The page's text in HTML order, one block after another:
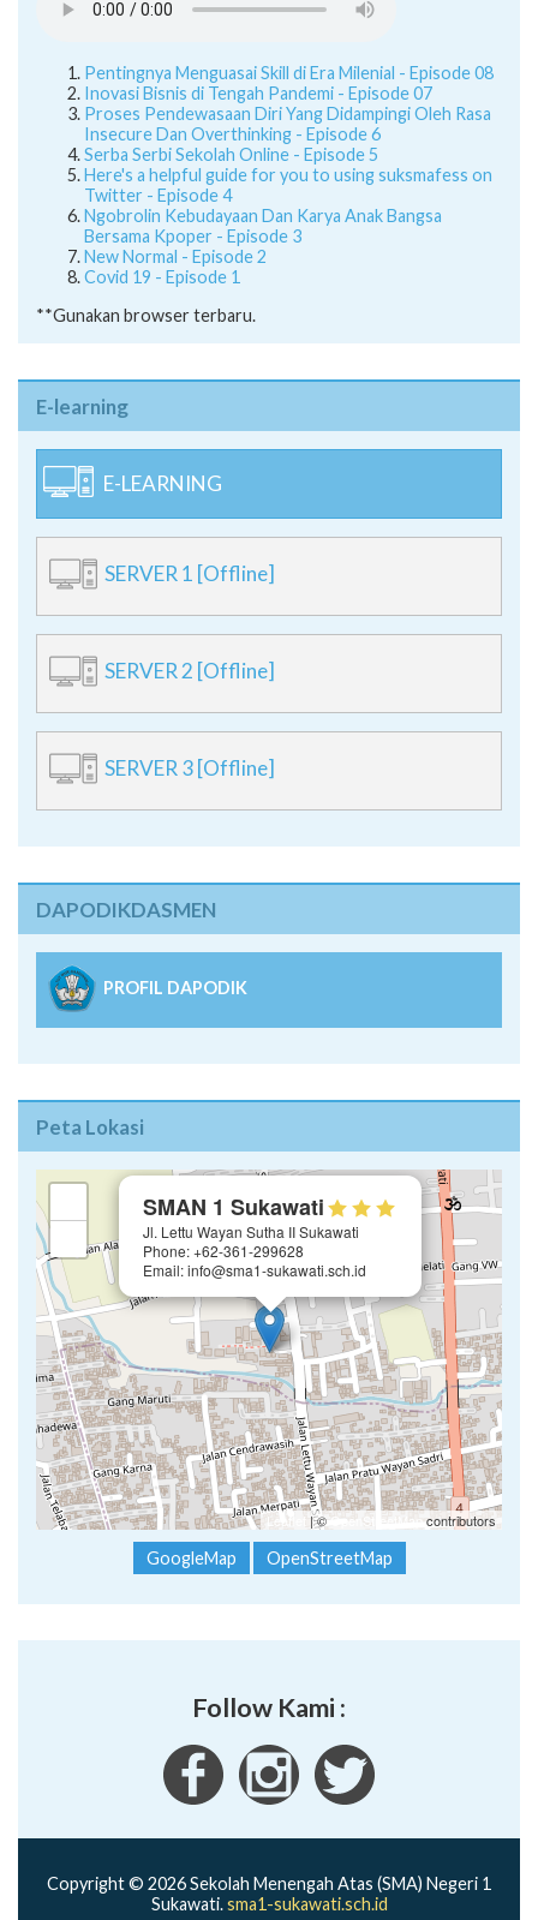
Pentingnya Menguasai Skill di Era Milenial - Episode 08
Inovasi Bisnis di Tengah Pandemi - Episode 07
Proses Pendewasaan Diri Yang Didampingi Oleh Rasa
Insecure Dan Overthinking - Episode 6
Serba Serbi Sekolah Online - Episode 5
Here's a helpful guide for you to using suksmafess on
Twitter - Episode 4
Ngobrolin Kebudayaan Dan Karya Anak Bangsa
Bersama Kpoper - Episode 3
New Normal - Episode 2
Covid 19 - Episode 1
**Gunakan browser terbaru.
E-learning
E-LEARNING
SERVER 1 [Offline]
SERVER 2 [Offline]
SERVER 3 [Offline]
DAPODIKDASMEN
PROFIL DAPODIK
Peta Lokasi
SMAN 1 Sukawati
Jl. Lettu Wayan Sutha II Sukawati
Phone: +62-361-299628
Email: info@sma1-sukawati.sch.id
Leaflet | ©OpenStreetMap contributors
GoogleMap OpenStreetMap
Follow Kami :
Copyright © 2026 Sekolah Menengah Atas (SMA) Negeri 1
Sukawati.sma1-sukawati.sch.id